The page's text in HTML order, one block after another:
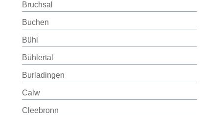
Bruchsal
Buchen
Bühl
Bühlertal
Burladingen
Calw
Cleebronn